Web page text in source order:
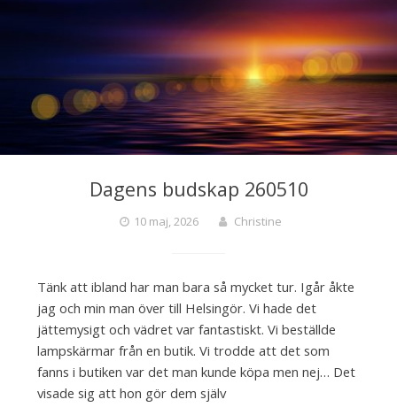
Dagens budskap 260510
10 maj, 2026 Christine
Tänk att ibland har man bara så mycket tur. Igår åkte
jag och min man över till Helsingör. Vi hade det
jättemysigt och vädret var fantastiskt. Vi beställde
lampskärmar från en butik. Vi trodde att det som
fanns i butiken var det man kunde köpa men nej… Det
visade sig att hon gör dem själv